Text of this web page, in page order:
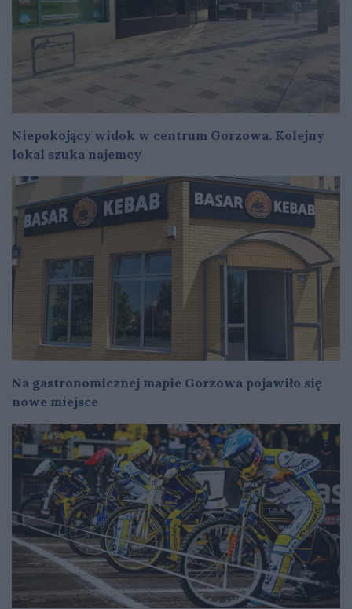
Niepokojący widok w centrum Gorzowa. Kolejny
lokal szuka najemcy
Na gastronomicznej mapie Gorzowa pojawiło się
nowe miejsce